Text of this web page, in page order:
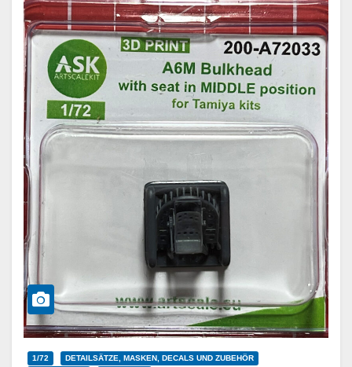
1/72
DETAILSÄTZE, MASKEN, DECALS UND ZUBEHÖR